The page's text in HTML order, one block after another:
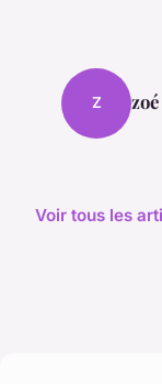
Z zoé
Voir tous les